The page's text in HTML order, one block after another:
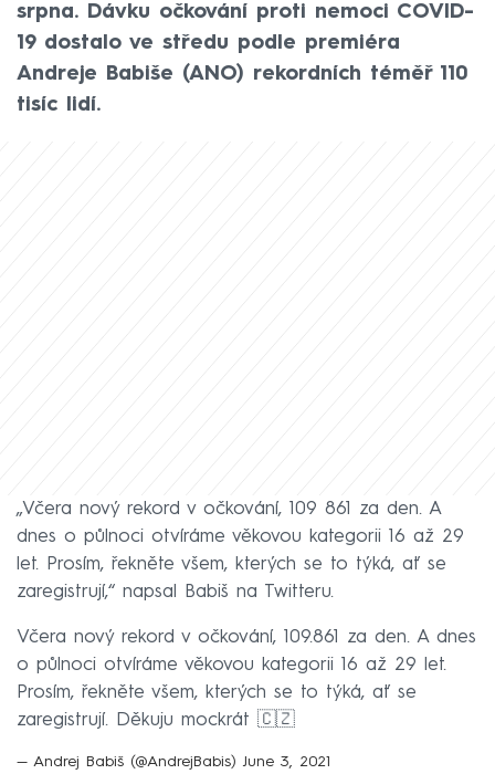
srpna. Dávku očkování proti nemoci COVID-
19 dostalo ve středu podle premiéra
Andreje Babiše (ANO) rekordních téměř 110
tisíc lidí.
„Včera nový rekord v očkování, 109 861 za den. A
dnes o půlnoci otvíráme věkovou kategorii 16 až 29
let. Prosím, řekněte všem, kterých se to týká, ať se
zaregistrují,“ napsal Babiš na Twitteru.
Včera nový rekord v očkování, 109.861 za den. A dnes
o půlnoci otvíráme věkovou kategorii 16 až 29 let.
Prosím, řekněte všem, kterých se to týká, ať se
zaregistrují. Děkuju mockrát 🇨🇿
— Andrej Babiš (@AndrejBabis) June 3, 2021